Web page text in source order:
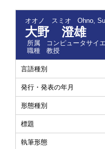
オオノ スミオ Ohno,
大野 澄雄
所属
コンピュータサイ
職種
教授
言語種別
発行・発表の年月
形態種別
標題
執筆形態